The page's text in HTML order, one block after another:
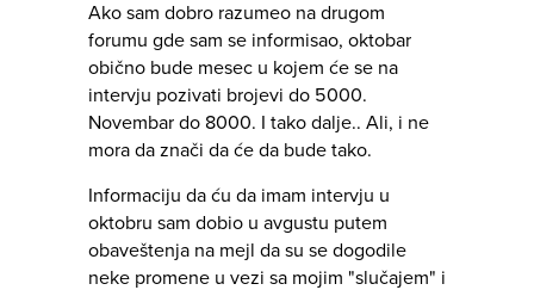
Ako sam dobro razumeo na drugom
forumu gde sam se informisao, oktobar
obično bude mesec u kojem će se na
intervju pozivati brojevi do 5000.
Novembar do 8000. I tako dalje.. Ali, i ne
mora da znači da će da bude tako.
Informaciju da ću da imam intervju u
oktobru sam dobio u avgustu putem
obaveštenja na mejl da su se dogodile
neke promene u vezi sa mojim "slučajem" i